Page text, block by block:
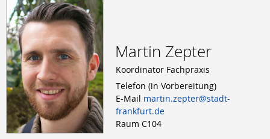
Martin Zepter
Koordinator Fachpraxis
Telefon (in Vorbereitung)
E-Mail martin.zepter@stadt-
frankfurt.de
Raum C104